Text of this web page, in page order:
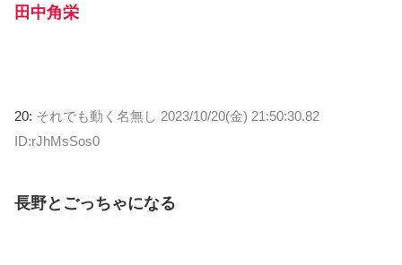
田中角栄
20: それでも動く名無し 2023/10/20(金) 21:50:30.82
ID:rJhMsSos0
長野とごっちゃになる